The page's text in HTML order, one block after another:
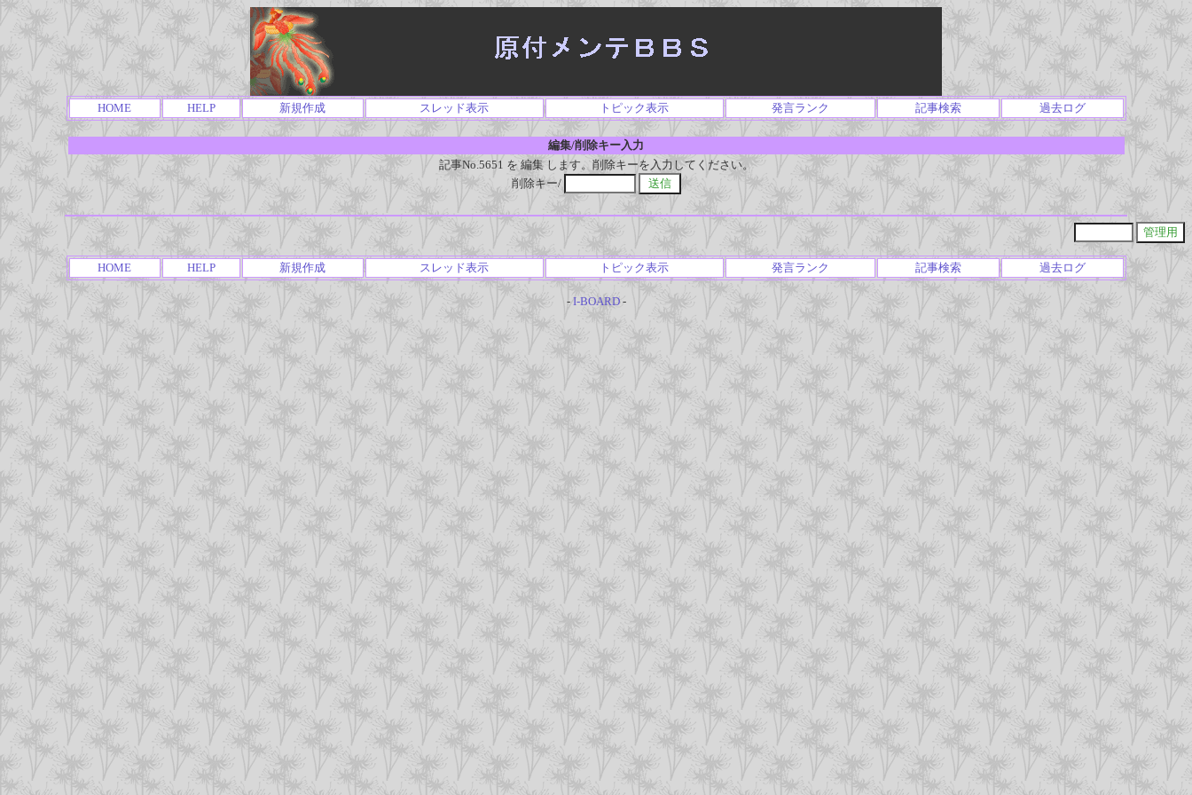
HOME HELP 新規作成 スレッド表示 トピック表示 発言ランク 記事検索 過去ログ
編集/削除キー入力
記事No.5651 を 編集 します。削除キーを入力してください。
削除キー/
HOME HELP 新規作成 スレッド表示 トピック表示 発言ランク 記事検索 過去ログ
- I-BOARD-